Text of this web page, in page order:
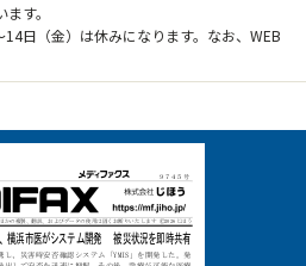
す。
日（金）は休みになります。なお、WEB